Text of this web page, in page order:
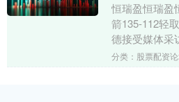
恒瑞盈恒瑞盈
箭135-112轻
德接受媒体采
秀赛季需要时
分类：股票配资